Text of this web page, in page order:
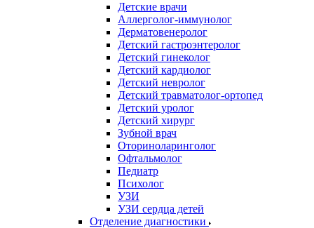
Детские врачи
Аллерголог-иммунолог
Дерматовенеролог
Детский гастроэнтеролог
Детский гинеколог
Детский кардиолог
Детский невролог
Детский травматолог-ортопед
Детский уролог
Детский хирург
Зубной врач
Оториноларинголог
Офтальмолог
Педиатр
Психолог
УЗИ
УЗИ сердца детей
Отделение диагностики